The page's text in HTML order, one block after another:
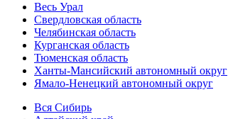
Весь Урал
Свердловская область
Челябинская область
Курганская область
Тюменская область
Ханты-Мансийский автономный округ
Ямало-Ненецкий автономный округ
Вся Сибирь